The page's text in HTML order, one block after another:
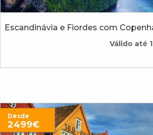
Escandinávia e Fiordes com
Válido até
Desde
2499€